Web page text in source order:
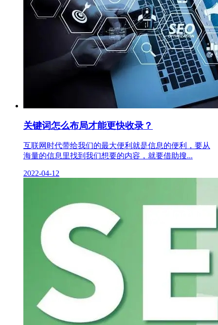
关键词怎么布局才能更快收录？
互联网时代带给我们的最大便利就是信息的便利，要从
海量的信息里找到我们想要的内容，就要借助搜...
2022-04-12